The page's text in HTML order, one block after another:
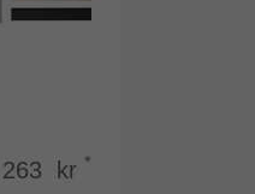
263 kr *